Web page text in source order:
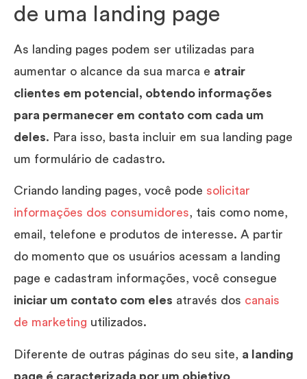
de uma landing page
As landing pages podem ser utilizadas para
aumentar o alcance da sua marca e atrair
clientes em potencial, obtendo informações
para permanecer em contato com cada um
deles. Para isso, basta incluir em sua landing page
um formulário de cadastro.
Criando landing pages, você pode solicitar
informações dos consumidores, tais como nome,
email, telefone e produtos de interesse. A partir
do momento que os usuários acessam a landing
page e cadastram informações, você consegue
iniciar um contato com eles através dos canais
de marketing utilizados.
Diferente de outras páginas do seu site, a landing
page é caracterizada por um objetivo